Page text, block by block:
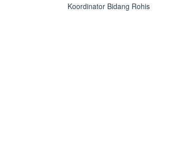
Koordinator Bidang Rohis